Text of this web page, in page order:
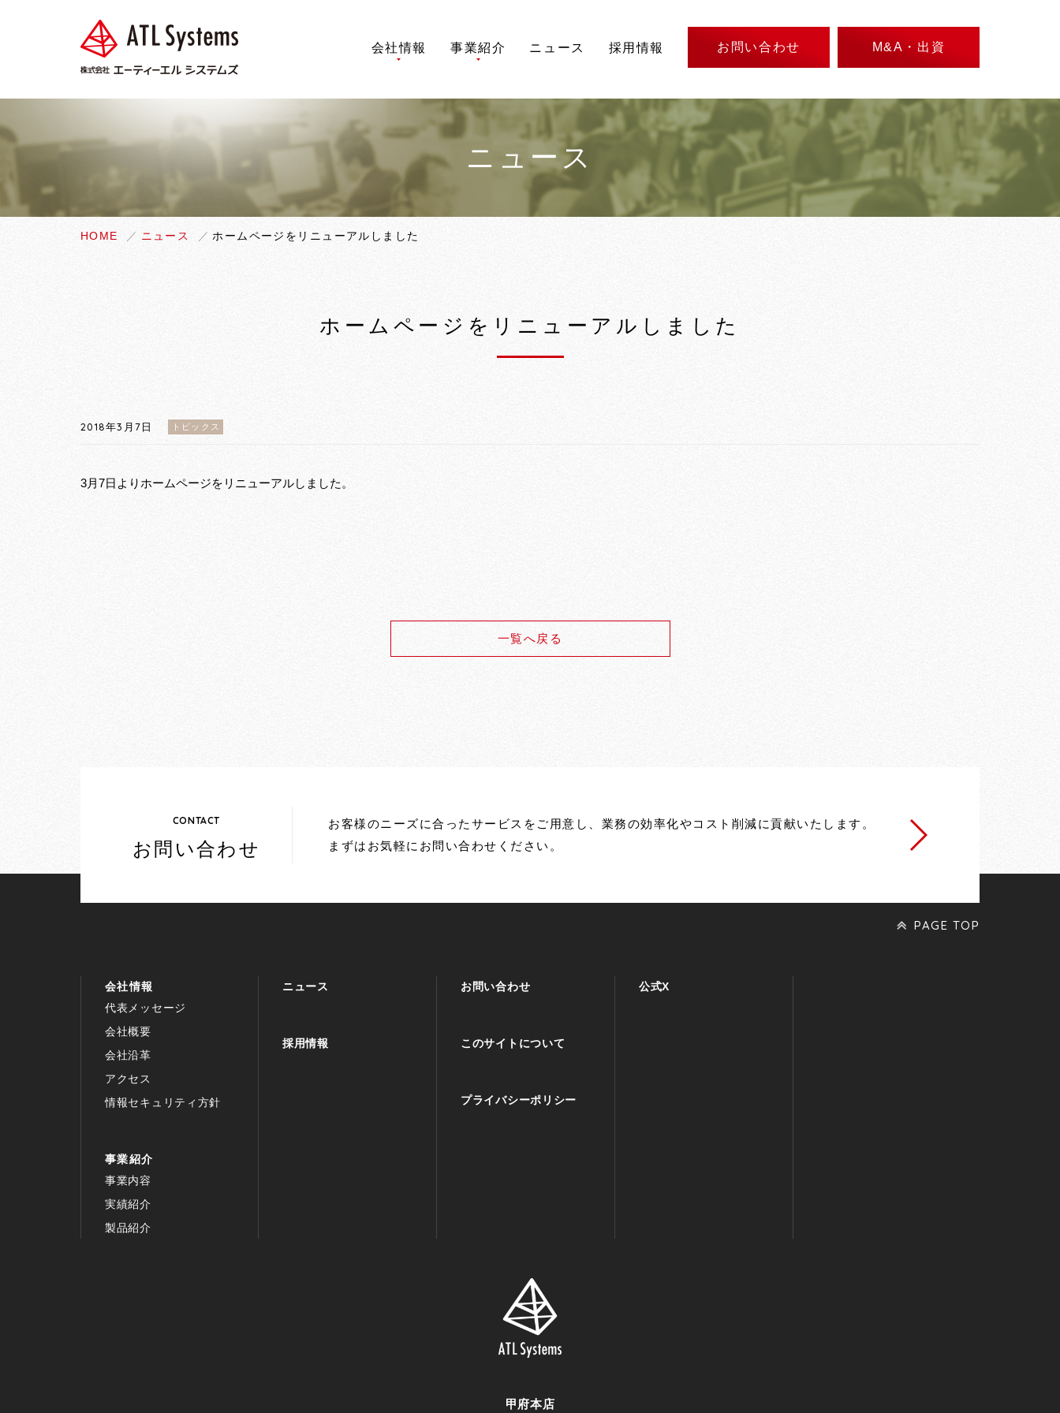
会社情報
代表メッセージ
会社概要
会社沿革
アクセス
事業紹介
事業内容
実績紹介
製品紹介
ニュース 採用情報 お問い合わせ M&A・出資
ニュース
HOME ニュース ホームページをリニューアルしました
ホームページをリニューアルしました
2018年3月7日 トピックス
3月7日よりホームページをリニューアルしました。
一覧へ戻る
CONTACT
お問い合わせ
お客様のニーズに合ったサービスをご用意し、業務の効率化やコスト削減に貢献いたします。
まずはお気軽にお問い合わせください。
PAGE TOP
会社情報
代表メッセージ
会社概要
会社沿革
アクセス
情報セキュリティ方針
事業紹介
事業内容
実績紹介
製品紹介
ニュース
採用情報
お問い合わせ
このサイトについて
プライバシーポリシー
公式X
甲府本店